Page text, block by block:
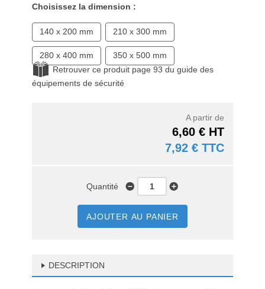
Choisissez la dimension :
140 x 200 mm 210 x 300 mm
280 x 400 mm
350 x 500 mm
Retrouver ce produit page 93 du guide des
équipements de sécurité
A partir de
6,60 € HT
7,92 € TTC
Quantité
AJOUTER AU PANIER
DESCRIPTION